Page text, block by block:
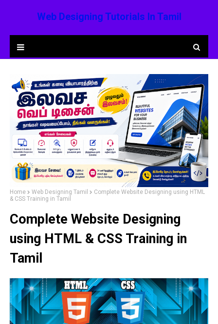
Web Designing Tutorials In Tamil
Home Web Designing Tamil
Complete Website Designing using HTML
& CSS Training in Tamil
Complete Website Designing
using HTML & CSS Training in
Tamil